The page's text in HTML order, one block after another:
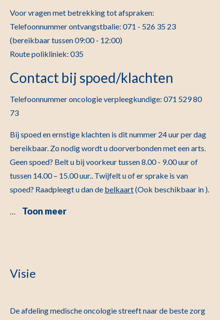
Voor vragen met betrekking tot afspraken:
Telefoonnummer ontvangstbalie: 071 - 526 35 23
(bereikbaar tussen 09:00 - 12:00)
Route polikliniek: 035
Contact bij spoed/klachten
Telefoonnummer oncologie verpleegkundige: 071 529 80
73
Bij spoed en ernstige klachten is dit nummer 24 uur per dag
bereikbaar. Zo nodig wordt u doorverbonden met een arts.
Geen spoed? Belt u bij voorkeur tussen 8.00 - 9.00 uur of
tussen 14.00 – 15.00 uur.. Twijfelt u of er sprake is van
spoed? Raadpleegt u dan de belkaart(Ook beschikbaar in ).
… Toon meer
Visie
De afdeling medische oncologie streeft naar de beste zorg